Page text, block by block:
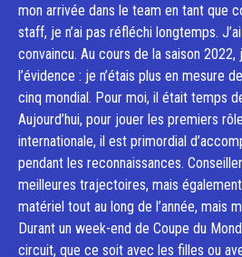
mon arrivée dans le team en tant que
staff, je n’ai pas réfléchi longtemps.
convaincu. Au cours de la saison 2022,
l’évidence : je n’étais plus en mesure
cinq mondial. Pour moi, il était temps
Aujourd’hui, pour jouer les premiers
internationale, il est primordial
pendant les reconnaissances.
meilleures trajectoires, mais
matériel tout au long de l’année, mais
Durant un week-end de Coupe du
circuit, que ce soit avec les filles ou